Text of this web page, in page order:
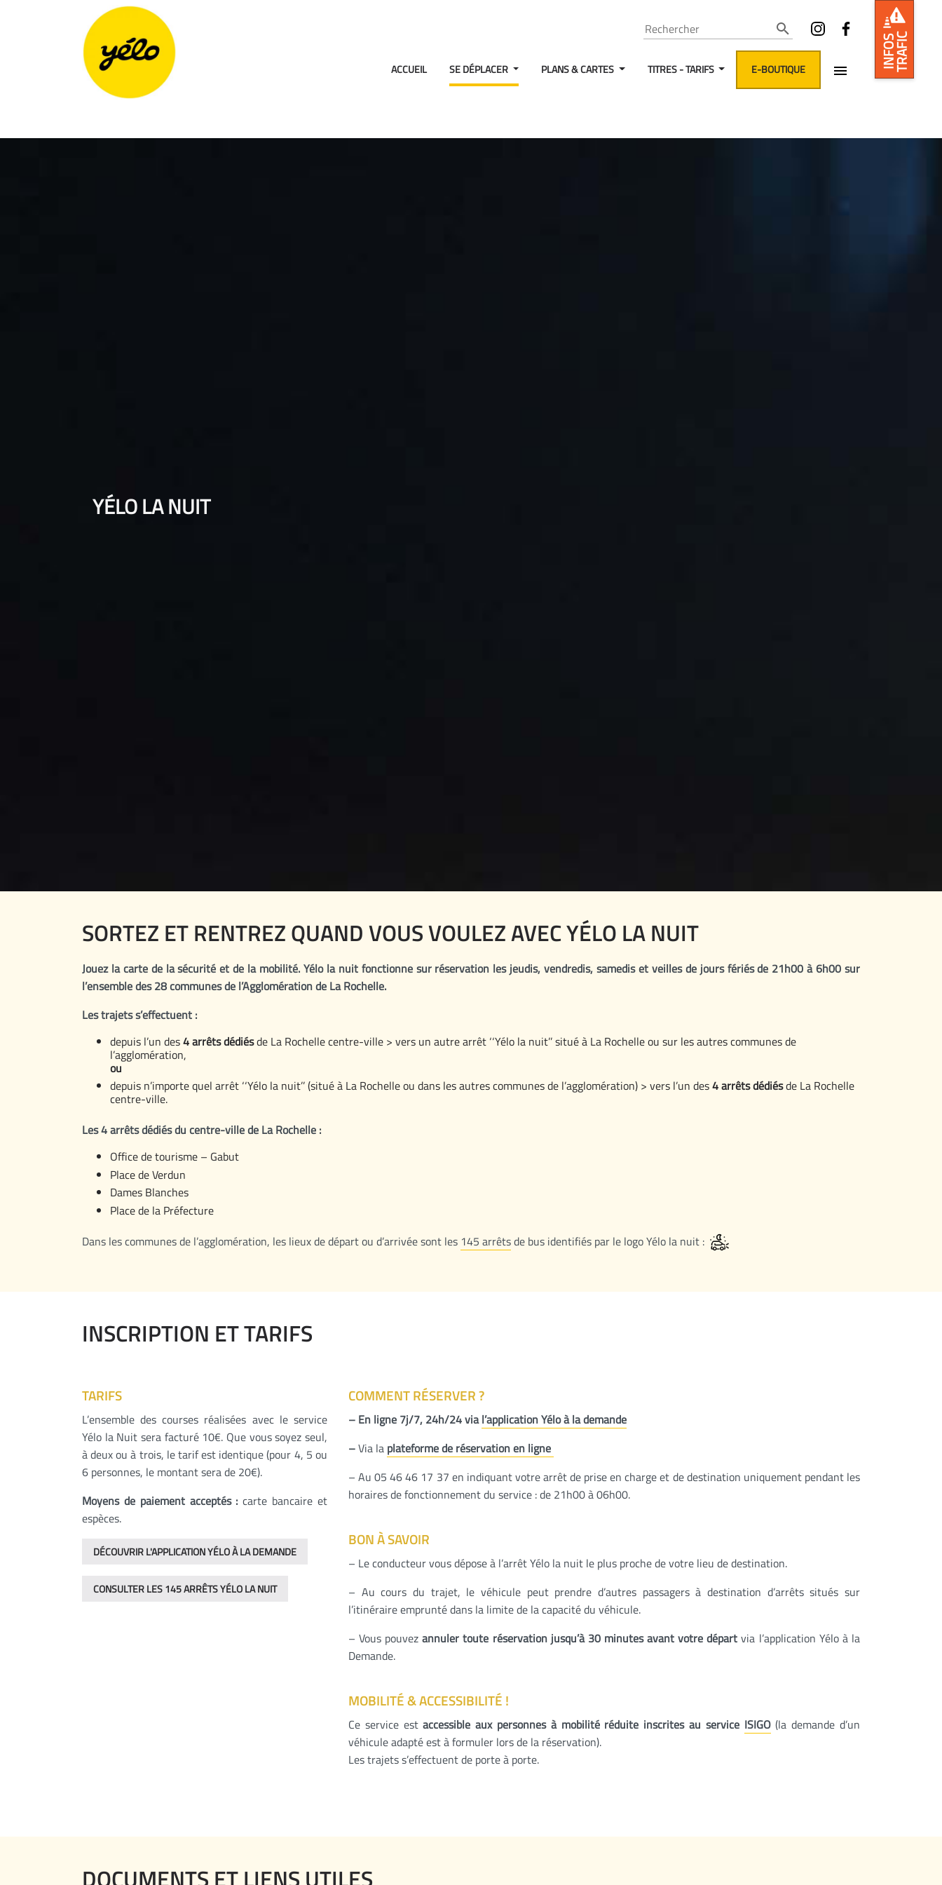
INFOSTRAFIC
Rechercher
ACCUEIL SE DÉPLACER PLANS & CARTES TITRES - TARIFS E-BOUTIQUE
YÉLO LA NUIT
SORTEZ ET RENTREZ QUAND VOUS VOULEZ AVEC YÉLO LA NUIT
Jouez la carte de la sécurité et de la mobilité. Yélo la nuit fonctionne sur réservation les jeudis, vendredis, samedis et veilles de jours fériés de 21h00 à 6h00 sur
l’ensemble des 28 communes de l’Agglomération de La Rochelle.
Les trajets s’effectuent :
depuis l’un des4 arrêts dédiésde La Rochelle centre-ville > vers un autre arrêt ‘‘Yélo la nuit’’ situé à La Rochelle ou sur les autres communes de
l’agglomération,
ou
depuis n’importe quel arrêt ‘‘Yélo la nuit’’ (situé à La Rochelle ou dans les autres communes de l’agglomération) > vers l’un des4 arrêts dédiésde La Rochelle
centre-ville.
Les 4 arrêts dédiés du centre-ville de La Rochelle :
Office de tourisme – Gabut
Place de Verdun
Dames Blanches
Place de la Préfecture
Dans les communes de l’agglomération, les lieux de départ ou d’arrivée sont les 145 arrêtsde bus identifiés par le logo Yélo la nuit :
INSCRIPTION ET TARIFS
TARIFS
L’ensemble des courses réalisées avec le service
Yélo la Nuit sera facturé 10€. Que vous soyez seul,
à deux ou à trois, le tarif est identique (pour 4, 5 ou
6 personnes, le montant sera de 20€).
Moyens de paiement acceptés : carte bancaire et
espèces.
DÉCOUVRIR L'APPLICATION YÉLO À LA DEMANDE
CONSULTER LES 145 ARRÊTS YÉLO LA NUIT
COMMENT RÉSERVER ?
– En ligne 7j/7, 24h/24 vial’application Yélo à la demande
–Via la plateforme de réservation en ligne
– Au 05 46 46 17 37 en indiquant votre arrêt de prise en charge et de destination uniquement pendant les
horaires de fonctionnement du service : de 21h00 à 06h00.
BON À SAVOIR
– Le conducteur vous dépose à l’arrêt Yélo la nuit le plus proche de votre lieu de destination.
– Au cours du trajet, le véhicule peut prendre d’autres passagers à destination d’arrêts situés sur
l’itinéraire emprunté dans la limite de la capacité du véhicule.
– Vous pouvezannuler toute réservation jusqu’à 30 minutes avant votre départ via l’application Yélo à la
Demande.
MOBILITÉ& ACCESSIBILITÉ !
Ce service estaccessible aux personnes à mobilité réduite inscrites au service ISIGO(la demande d’un
véhicule adapté est à formuler lors de la réservation).
Les trajets s’effectuent de porte à porte.
Panneau de gestion des cookies